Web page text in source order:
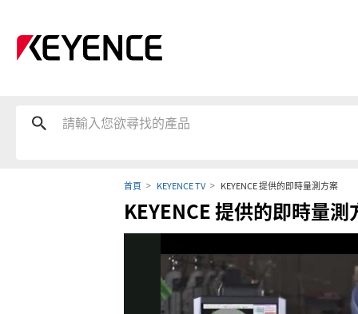
首頁 KEYENCE TV KEYENCE 提供的即時量測方案
KEYENCE 提供的即時量測